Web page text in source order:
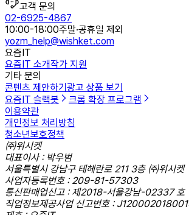
고객 문의
02-6925-4867
10:00-18:00주말·공휴일 제외
yozm_help@wishket.com
요즘IT
요즘IT 소개작가 지원
기타 문의
콘텐츠 제안하기 광고 상품 보기
요즘IT 슬랙봇
크롬 확장 프로그램
이용약관
개인정보 처리방침
청소년보호정책
㈜위시켓
대표이사 : 박우범
서울특별시 강남구 테헤란로 211 3층 ㈜위시켓
사업자등록번호 : 209-81-57303
통신판매업신고 : 제2018-서울강남-02337 호
직업정보제공사업 신고번호 :